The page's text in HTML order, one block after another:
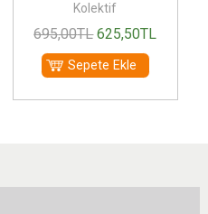
Kolektif
695,00TL 625,50TL
Sepete Ekle